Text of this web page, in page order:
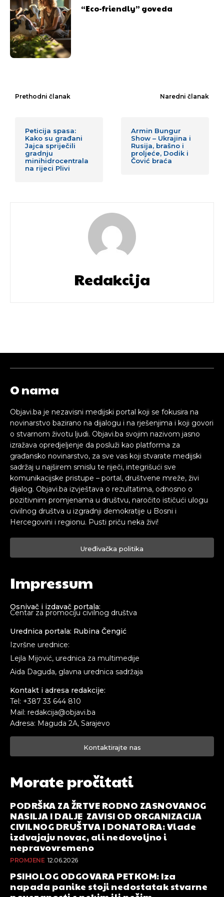
[wpuf_form id=”7463”]
[wpuf_form id=”7463”]“Eco-friendly” goveda
Prethodni članak
Peticija spasa:
Kako su građani
Jajca spriječili
gradnju
minihidrocentrala
na rijeci Plivi
Naredni članak
Armin Bungur
Show – Ukrajina i
Rusija, brašno i
proljeće, Dodik i
Čović braća
Redakcija
O nama
Objavi.ba je nezavisni medijski portal koji se fokusira na
novinarstvo bazirano na dijalogu i na rješenjima i koji govori
o stvarnom životu ljudi. Objavi.ba svojim nazivom jasno
izražava opredjeljenje da posluži kao platforma za
građansko novinarstvo, za sve vas koji stvarate medijski
sadržaj u najširem smislu te riječi, integrišući sve
komunikacijske pristupe – portal, društvene mreže, živi
dijalog. Objavi.ba izvještava o rezultatima, odnosno o
pozitivnim promjenama u društvu, naročito ističući ulogu
civilnog društva u izgradnji demokratije u Bosni i
Hercegovini i regionu. Pusti priču neka živi!
Uređivačka politika
Impressum
Osnivač i izdavač portala:
Centar za promociju civilnog društva
Urednica portala: Rubina Čengić
Izvršne urednice:
Lejla Mijović, urednica za multimedije
Aida Daguda, glavna urednica sadržaja
Kontakt i adresa redakcije:
Tel: +387 33 644 810
Mail: redakcija@objavi.ba
Adresa: Maguda 2A, Sarajevo
Kontaktirajte nas
Morate pročitati
PODRŠKA ZA ŽRTVE RODNO ZASNOVANOG
NASILJA I DALJE ZAVISI OD ORGANIZACIJA
CIVILNOG DRUŠTVA I DONATORA: Vlade
izdvajaju novac, ali nedovoljno i
nepravovremeno
PROMJENE 12.06.2026
PSIHOLOG ODGOVARA PETKOM: Iza
napada panike stoji nedostatak stvarne